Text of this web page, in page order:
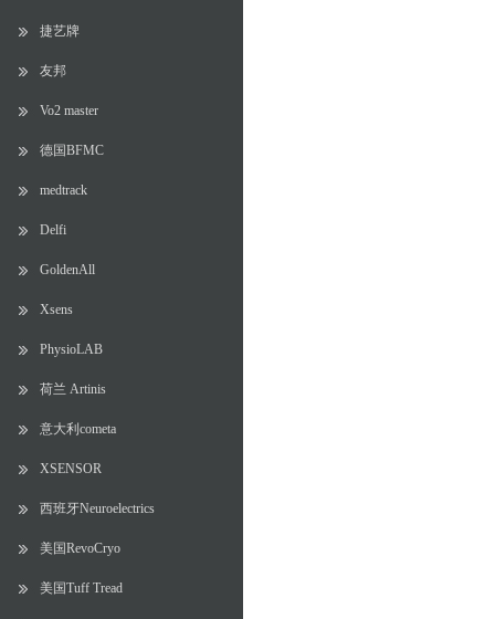
捷艺牌
友邦
Vo2 master
德国BFMC
medtrack
Delfi
GoldenAll
Xsens
PhysioLAB
荷兰 Artinis
意大利cometa
XSENSOR
西班牙Neuroelectrics
美国RevoCryo
美国Tuff Tread